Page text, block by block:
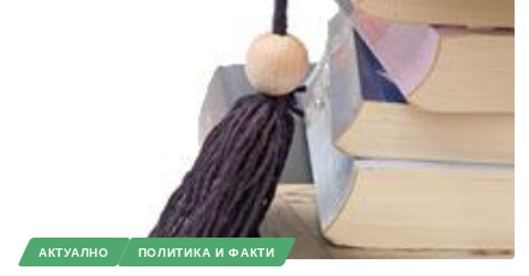
АКТУАЛНО ПОЛИТИКА И ФАКТИ